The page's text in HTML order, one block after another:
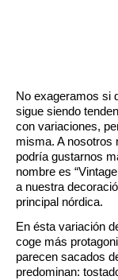
No exageramos si
sigue siendo
con variaciones,
misma. A nosotros
podría gustarnos
nombre es
a nuestra
principal nórdica.
En ésta variación
coge más
parecen sacados
predominan: